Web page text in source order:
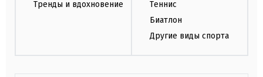
Тренды и вдохновение
Теннис
Биатлон
Другие виды спорта